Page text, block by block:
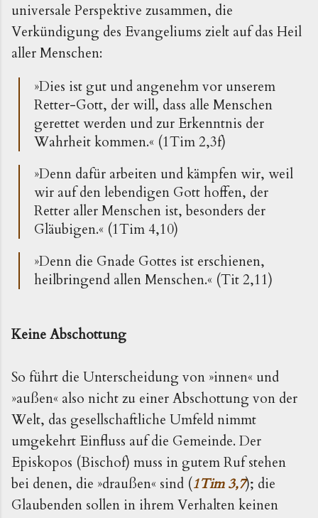
universale Perspektive zusammen, die
Verkündigung des Evangeliums zielt auf das Heil
aller Menschen:
»Dies ist gut und angenehm vor unserem
Retter-Gott, derwill, dass alle Menschen
gerettet werden und zur Erkenntnis der
Wahrheit kommen.« (1Tim 2,3f)
»Denn dafür arbeiten und kämpfen wir, weil
wir auf den lebendigen Gott hoffen, der
Retter aller Menschen ist, besonders der
Gläubigen.« (1Tim 4,10)
»Denn die Gnade Gottes ist erschienen,
heilbringend allen Menschen.« (Tit 2,11)
Keine Abschottung
So führt die Unterscheidung von »innen« und
»außen« also nicht zu einer Abschottung von der
Welt, das gesellschaftliche Umfeld nimmt
umgekehrt Einfluss auf die Gemeinde. Der
Episkopos (Bischof) muss in gutem Ruf stehen
bei denen, die »draußen« sind (1Tim 3,7); die
Glaubenden sollen in ihrem Verhalten keinen